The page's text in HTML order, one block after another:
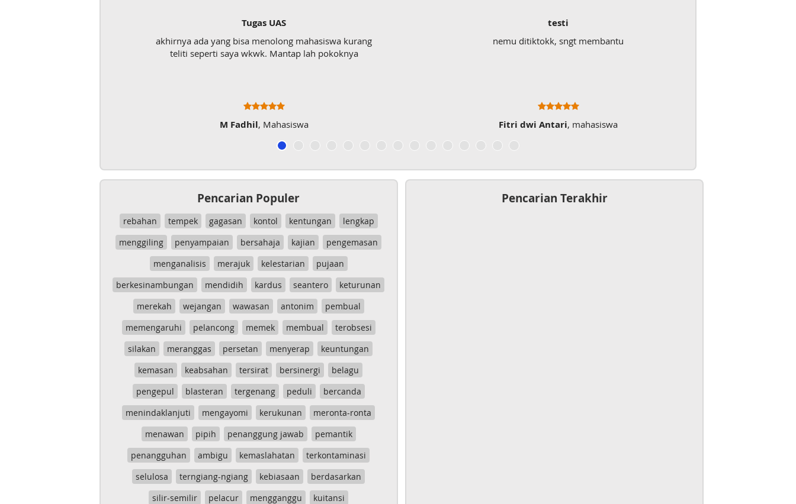
Tugas UAS
akhirnya ada yang bisa menolong mahasiswa kurang
teliti seperti saya wkwk. Mantap lah pokoknya
M Fadhil, Mahasiswa
testi
nemu ditiktokk, sngt membantu
Fitri dwi Antari, mahasiswa
Pencarian Populer
rebahan tempek gagasan kontol kentungan
lengkap
menggiling
penyampaian bersahaja kajian
pengemasan
menganalisis
merajuk kelestarian
pujaan
berkesinambungan
mendidih kardus seantero
keturunan
merekah
wejangan wawasan antonim
pembual
memengaruhi
pelancong memek membual
terobsesi
silakan
meranggas persetan menyerap
keuntungan
kemasan
keabsahan tersirat bersinergi
belagu
pengepul
blasteran tergenang peduli
bercanda
menindaklanjuti
mengayomi kerukunan
meronta-ronta
menawan
pipih penanggung jawab
pemantik
penangguhan
ambigu kemaslahatan
terkontaminasi
selulosa
terngiang-ngiang kebiasaan
berdasarkan
silir-semilir
pelacur mengganggu
kuitansi
Pencarian Terakhir